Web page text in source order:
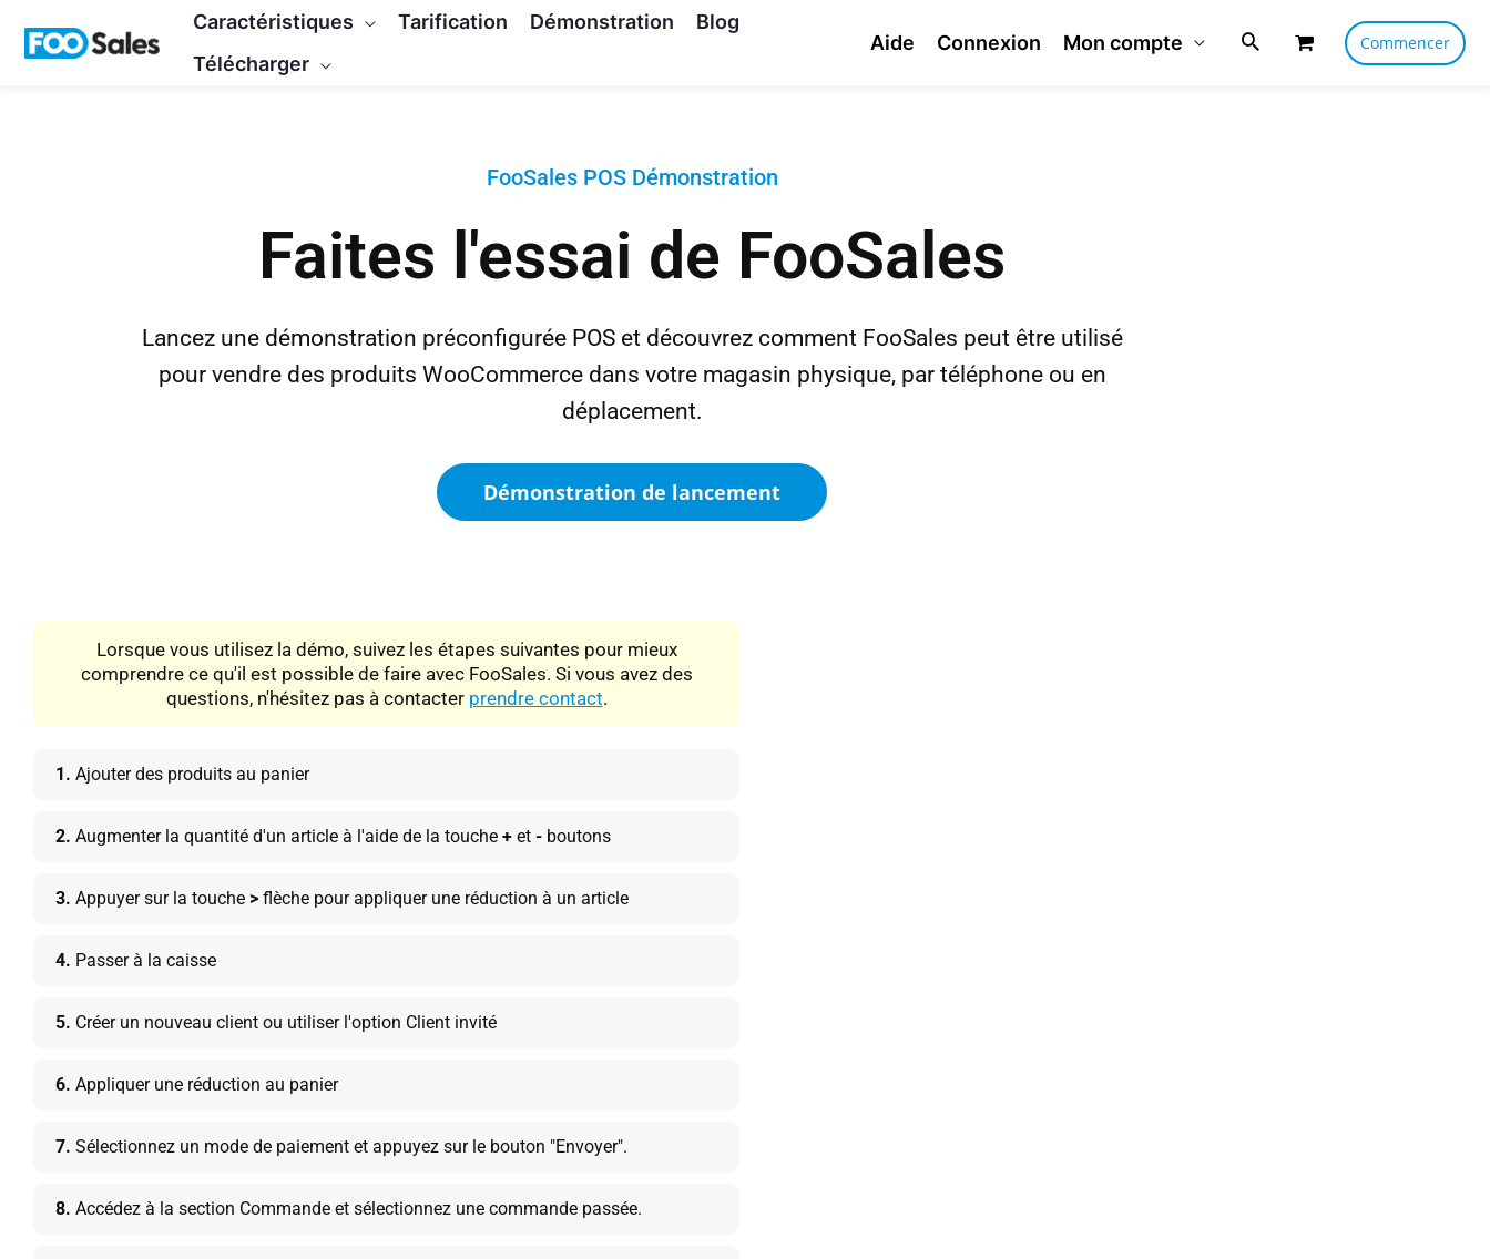
Caractéristiques Tarification Démonstration
Blog
Télécharger
Aide Connexion Mon compte Commencer
FooSales POS Démonstration
Faites l'essai de FooSales
Lancez une démonstration préconfigurée POS et découvrez comment FooSales peut être utilisé
pour vendre des produits WooCommerce dans votre magasin physique, par téléphone ou en
déplacement.
Démonstration de lancement
Lorsque vous utilisez la démo, suivez les étapes suivantes pour mieux
comprendre ce qu'il est possible de faire avec FooSales. Si vous avez des
questions, n'hésitez pas à contacter prendre contact.
1. Ajouter des produits au panier
2. Augmenter la quantité d'un article à l'aide de la touche + et - boutons
3. Appuyer sur la touche > flèche pour appliquer une réduction à un article
4. Passer à la caisse
5. Créer un nouveau client ou utiliser l'option Client invité
6. Appliquer une réduction au panier
7. Sélectionnez un mode de paiement et appuyez sur le bouton "Envoyer".
8. Accédez à la section Commande et sélectionnez une commande passée.